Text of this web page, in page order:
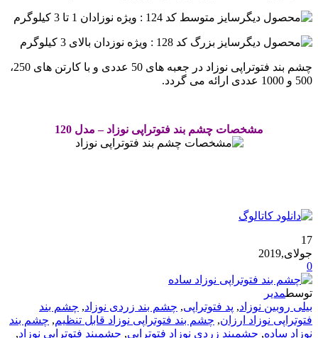
سایز متوسط کد 124 : ویژه نوزادان 1 تا 3 کیلوگرم
سایز بزرگ کد 128 : ویژه نوزدان بالای 3 کیلوگرم
چشم بند فتوتراپی نوزاد در جعبه های 50 عددی و با کارتن های 250،
500 و 1000 عددی ارائه می گردد.
مشخصات چشم بند فتوتراپی نوزاد – مدل 120
17
جولای,2019
0
توسطمدیر
بیلی روبین نوزاد, پد فتوتراپی, چشم بند زردی نوزاد, چشم بند
فتوتراپی نوزاد ارزان, چشم بند فتوتراپی نوزاد قابل تنظیم, چشم بند
نوزاد ساده, چشمبند زردی نوزاد فتوتراپی, چشمبند فتوتراپی نوزاد,